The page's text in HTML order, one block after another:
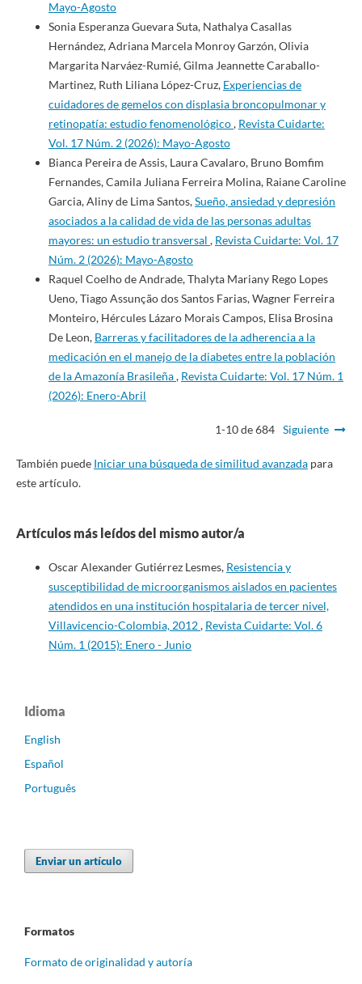
Mayo-Agosto
Sonia Esperanza Guevara Suta, Nathalya Casallas
Hernández, Adriana Marcela Monroy Garzón, Olivia
Margarita Narváez-Rumié, Gilma Jeannette Caraballo-
Martinez, Ruth Liliana López-Cruz, Experiencias de
cuidadores de gemelos con displasia broncopulmonar y
retinopatía: estudio fenomenológico, Revista Cuidarte:
Vol. 17 Núm. 2 (2026): Mayo-Agosto
Bianca Pereira de Assis, Laura Cavalaro, Bruno Bomfim
Fernandes, Camila Juliana Ferreira Molina, Raiane Caroline
Garcia, Aliny de Lima Santos,Sueño, ansiedad y depresión
asociados a la calidad de vida de las personas adultas
mayores: un estudio transversal , Revista Cuidarte: Vol. 17
Núm. 2 (2026): Mayo-Agosto
Raquel Coelho de Andrade, Thalyta Mariany Rego Lopes
Ueno, Tiago Assunção dos Santos Farias, Wagner Ferreira
Monteiro, Hércules Lázaro Morais Campos, Elisa Brosina
De Leon, Barreras y facilitadores de la adherencia a la
medicación en el manejo de la diabetes entre la población
de la Amazonía Brasileña, Revista Cuidarte: Vol. 17 Núm. 1
(2026): Enero-Abril
1-10 de 684 Siguiente
También puede Iniciar una búsqueda de similitud avanzadapara
este artículo.
Artículos más leídos del mismo autor/a
Oscar Alexander Gutiérrez Lesmes, Resistencia y
susceptibilidad de microorganismos aislados en pacientes
atendidos en una institución hospitalaria de tercer nivel,
Villavicencio-Colombia, 2012, Revista Cuidarte: Vol. 6
Núm. 1 (2015): Enero - Junio
Idioma
English
Español
Português
Enviar un artículo
Formatos
Formato de originalidad y autoría